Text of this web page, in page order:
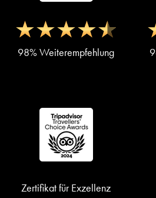
98% Weiterempfehlung
Zertifikat für Exzellenz